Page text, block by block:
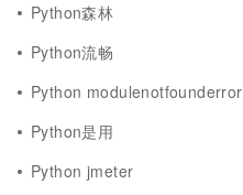
Python森林
Python流畅
Python modulenotfounderror
Python是用
Python jmeter